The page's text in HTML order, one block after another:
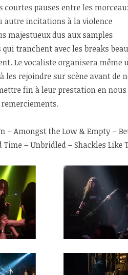
courtes pauses entre les
autre incitations à la violence
majestueux dus aux samples
tranchent avec les breaks
Le vocaliste organisera même
les rejoindre sur scène avant de
fin à leur prestation en nous
– Amongst the Low & Empty –
– Unbridled – Shackles Like